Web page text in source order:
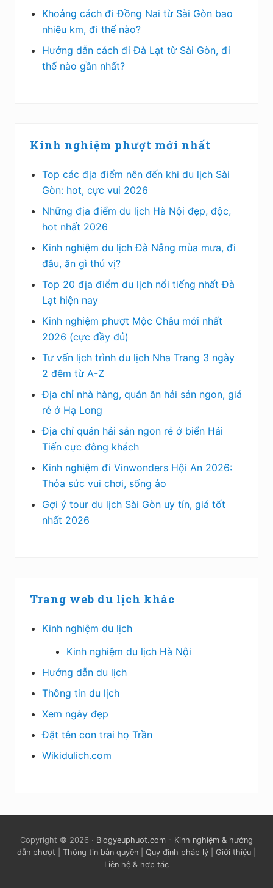
Khoảng cách đi Đồng Nai từ Sài Gòn bao
nhiêu km, đi thế nào?
Hướng dẫn cách đi Đà Lạt từ Sài Gòn, đi
thế nào gần nhất?
Kinh nghiệm phượt mới nhất
Top các địa điểm nên đến khi du lịch Sài
Gòn: hot, cực vui 2026
Những địa điểm du lịch Hà Nội đẹp, độc,
hot nhất 2026
Kinh nghiệm du lịch Đà Nẵng mùa mưa, đi
đâu, ăn gì thú vị?
Top 20 địa điểm du lịch nổi tiếng nhất Đà
Lạt hiện nay
Kinh nghiệm phượt Mộc Châu mới nhất
2026 (cực đầy đủ)
Tư vấn lịch trình du lịch Nha Trang 3 ngày
2 đêm từ A-Z
Địa chỉ nhà hàng, quán ăn hải sản ngon, giá
rẻ ở Hạ Long
Địa chỉ quán hải sản ngon rẻ ở biển Hải
Tiến cực đông khách
Kinh nghiệm đi Vinwonders Hội An 2026:
Thỏa sức vui chơi, sống ảo
Gợi ý tour du lịch Sài Gòn uy tín, giá tốt
nhất 2026
Trang web du lịch khác
Kinh nghiệm du lịch
Kinh nghiệm du lịch Hà Nội
Hướng dẫn du lịch
Thông tin du lịch
Xem ngày đẹp
Đặt tên con trai họ Trần
Wikidulich.com
Copyright © 2026 · Blogyeuphuot.com - Kinh nghiệm & hướng
dẫn phượt
Thông tin bản quyền Quy định pháp lý Giới thiệu
Liên hệ & hợp tác